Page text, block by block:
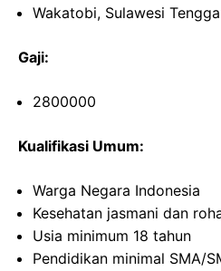
Wakatobi, Sulawesi
Gaji:
2800000
Kualifikasi Umum:
Warga Negara Indonesia
Kesehatan jasmani dan
Usia minimum 18 tahun
Pendidikan minimal SMA/